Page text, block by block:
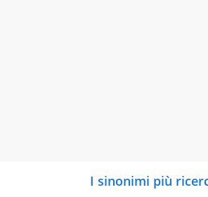
I sinonimi più